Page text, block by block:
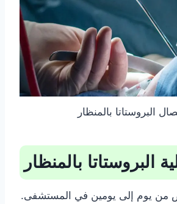
البروستاتا بالمنظار
البروستاتا بالمنظار
من يوم إلى يومين في المستشفى.